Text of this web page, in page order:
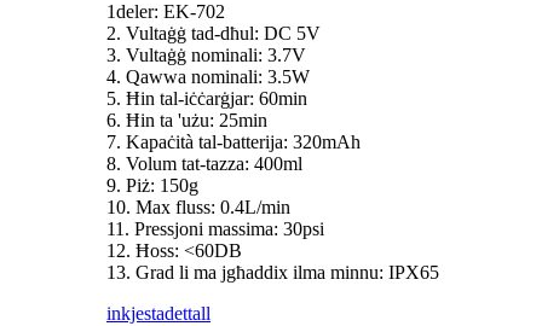
1deler: EK-702
2. Vultaġġ tad-dħul: DC 5V
3. Vultaġġ nominali: 3.7V
4. Qawwa nominali: 3.5W
5. Ħin tal-iċċarġjar: 60min
6. Ħin ta 'użu: 25min
7. Kapaċità tal-batterija: 320mAh
8. Volum tat-tazza: 400ml
9. Piż: 150g
10. Max fluss: 0.4L/min
11. Pressjoni massima: 30psi
12. Ħoss: <60DB
13. Grad li ma jgħaddix ilma minnu: IPX65
inkjestadettall